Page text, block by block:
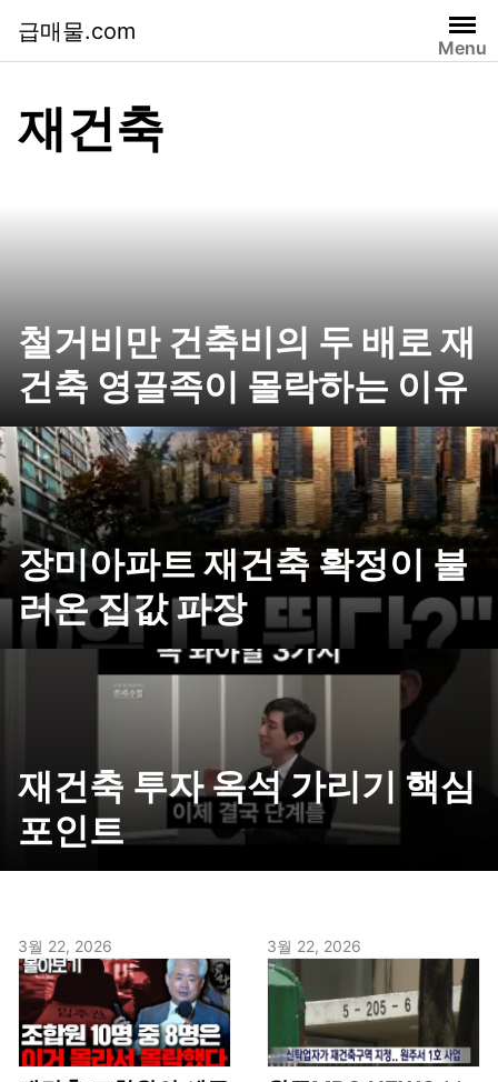
급매물.com
Menu
재건축
철거비만 건축비의 두 배로 재
건축 영끌족이 몰락하는 이유
장미아파트 재건축 확정이 불
러온 집값 파장
재건축 투자 옥석 가리기 핵심
포인트
3월 22, 2026 3월 22, 2026